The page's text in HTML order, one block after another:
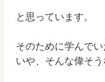
と思っています。
そのために学んでい
いや、そんな偉そう